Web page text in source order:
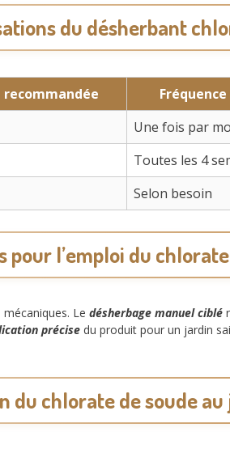
du désherbant
recommandée
Une fois par
Toutes les 4
Selon besoin
l’emploi du
Le désherbage manuel ciblé
précise du produit pour un jardin
du chlorate de soude